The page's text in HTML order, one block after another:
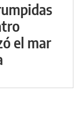
el mar